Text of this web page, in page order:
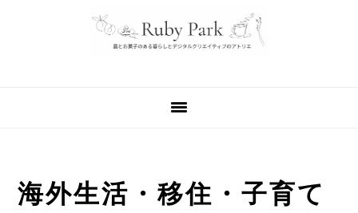
海外生活・移住・子育て